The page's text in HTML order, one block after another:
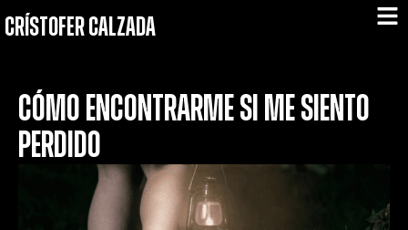
CRÍSTOFER CALZADA
CÓMO ENCONTRARME SI ME SIENTO
PERDIDO